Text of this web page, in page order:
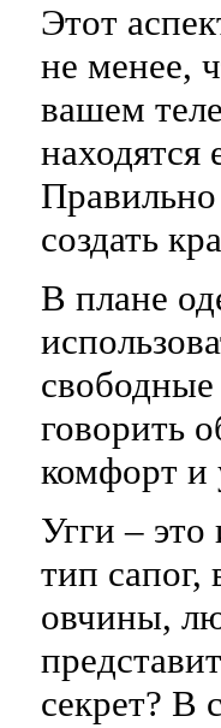
Этот
не менее,
вашем
находятся
создать
В плане
говорить
комфорт и
Угги –
тип
овчины,
секрет? В